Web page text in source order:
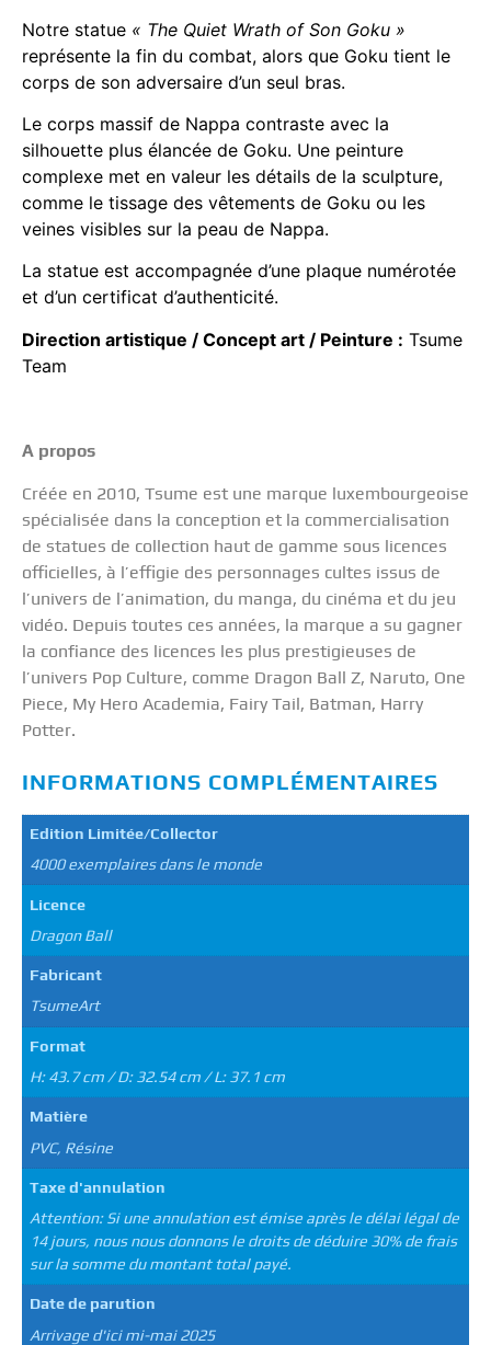
Notre statue « The Quiet Wrath of Son Goku »
représente la fin du combat, alors que Goku tient le
corps de son adversaire d’un seul bras.
Le corps massif de Nappa contraste avec la
silhouette plus élancée de Goku. Une peinture
complexe met en valeur les détails de la sculpture,
comme le tissage des vêtements de Goku ou les
veines visibles sur la peau de Nappa.
La statue est accompagnée d’une plaque numérotée
et d’un certificat d’authenticité.
Direction artistique / Concept art / Peinture : Tsume
Team
A propos
Créée en 2010, Tsume est une marque luxembourgeoise
spécialisée dans la conception et la commercialisation
de statues de collection haut de gamme sous licences
officielles, à l’effigie des personnages cultes issus de
l’univers de l’animation, du manga, du cinéma et du jeu
vidéo. Depuis toutes ces années, la marque a su gagner
la confiance des licences les plus prestigieuses de
l’univers Pop Culture, comme Dragon Ball Z, Naruto, One
Piece, My Hero Academia, Fairy Tail, Batman, Harry
Potter.
INFORMATIONS COMPLÉMENTAIRES
Edition Limitée/Collector
4000 exemplaires dans le monde
Licence
Dragon Ball
Fabricant
TsumeArt
Format
H: 43.7 cm / D: 32.54 cm / L: 37.1 cm
Matière
PVC, Résine
Taxe d'annulation
Attention: Si une annulation est émise après le délai légal de
14 jours, nous nous donnons le droits de déduire 30% de frais
sur la somme du montant total payé.
Date de parution
Arrivage d'ici mi-mai 2025